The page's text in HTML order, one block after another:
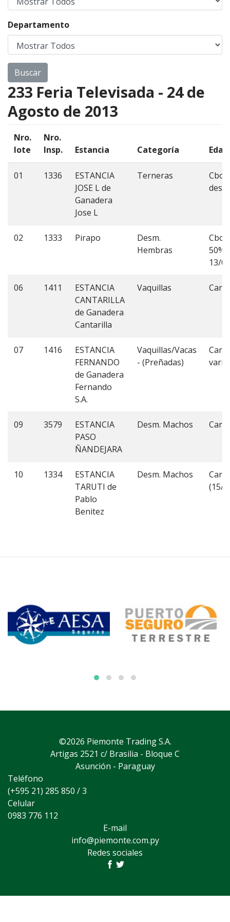
Departamento
233 Feria Televisada - 24 de
Agosto de 2013
Nro.
lote
Nro.
Insp.
Estancia Categoría Edad
01 1336
ESTANCIA
JOSE L de
Ganadera
Jose L
Terneras
Cbo
02 1333 Pirapo
Desm.
Hembras
50%
13/
06 1411
ESTANCIA
CANTARILLA
de Ganadera
Cantarilla
Vaquillas
07 1416
ESTANCIA
FERNANDO
de Ganadera
Fernando
S.A.
Vaquillas/Vacas
- (Preñadas)
09 3579
ESTANCIA
PASO
ÑANDEJARA
Desm. Machos
10 1334
ESTANCIA
TARUTI de
Pablo
Benitez
Desm. Machos
(15/
©2026 Piemonte Trading S.A.
Artigas 2521 c/ Brasilia - Bloque C
Asunción - Paraguay
Teléfono
(+595 21) 285 850 / 3
Celular
0983 776 112
E-mail
info@piemonte.com.py
Redes sociales